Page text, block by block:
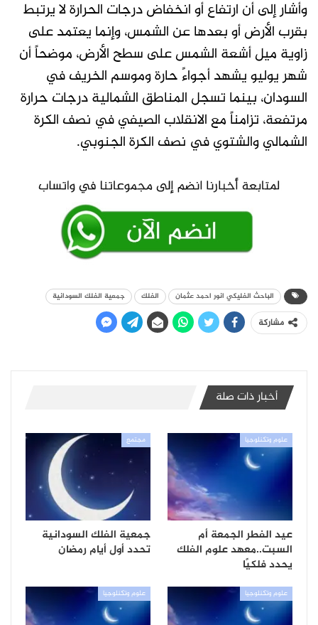
وأشار إلى أن ارتفاع أو انخفاض درجات الحرارة لا يرتبط
بقرب الأرض أو بعدها عن الشمس، وإنما يعتمد على
زاوية ميل أشعة الشمس على سطح الأرض، موضحاً أن
شهر يوليو يشهد أجواءً حارة وموسم الخريف في
السودان، بينما تسجل المناطق الشمالية درجات حرارة
مرتفعة، تزامناً مع الانقلاب الصيفي في نصف الكرة
الشمالي والشتوي في نصف الكرة الجنوبي.
الباحث الفليكي انور احمد عثمان الفلك جمعية الفلك السودانية
مشاركة
أخبار ذات صلة
علوم وتكنلوجيا
عيد الفطر الجمعة أم
السبت..معهد علوم الفلك
يحدد فلكيًا
مجتمع
جمعية الفلك السودانية
تحدد أول أيام رمضان
علوم وتكنلوجيا علوم وتكنلوجيا